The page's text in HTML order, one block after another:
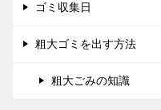
ゴミ収集日
粗大ゴミを出す方法
粗大ごみの知識